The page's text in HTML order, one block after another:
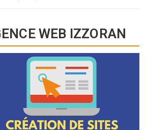
WEB IZZORAN